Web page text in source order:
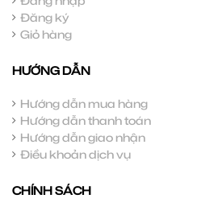
Đăng ký
Giỏ hàng
HƯỚNG DẪN
Hướng dẫn mua hàng
Hướng dẫn thanh toán
Hướng dẫn giao nhận
Điều khoản dịch vụ
CHÍNH SÁCH